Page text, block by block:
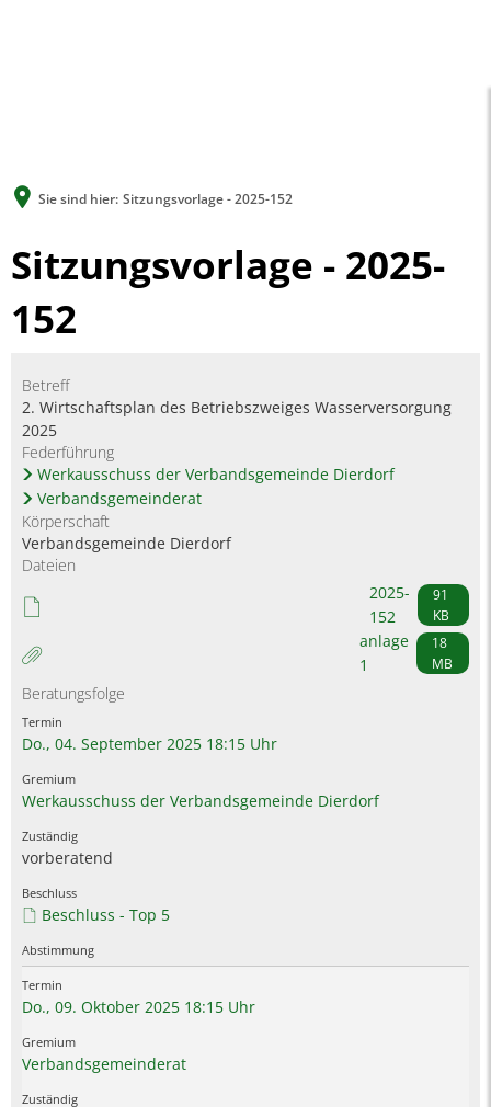
Sie sind hier: Sitzungsvorlage - 2025-152
Sitzungsvorlage - 2025-
152
Betreff
2. Wirtschaftsplan des Betriebszweiges Wasserversorgung
2025
Federführung
Werkausschuss der Verbandsgemeinde Dierdorf
Verbandsgemeinderat
Körperschaft
Verbandsgemeinde Dierdorf
Dateien
2025-
152
91
KB
anlage
1
18
MB
Beratungsfolge
Do., 04. September 2025 18:15 Uhr
Werkausschuss der Verbandsgemeinde Dierdorf
vorberatend
Beschluss - Top 5
Do., 09. Oktober 2025 18:15 Uhr
Verbandsgemeinderat